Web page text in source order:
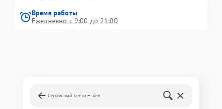
Время работы
Ежедневно с 9:00 до 21:00
Сервисный центр Hiden